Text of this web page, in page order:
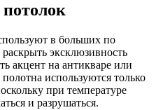
в больших по
эксклюзивность
акцент на антикваре или
используются только
при температуре
и разрушаться.